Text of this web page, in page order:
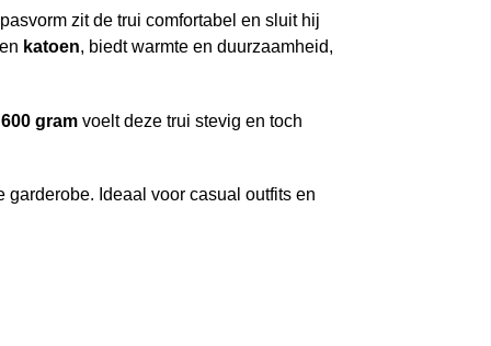
zit de trui comfortabel en sluit hij
katoen, biedt warmte en duurzaamheid,
600 gramvoelt deze trui stevig en toch
Ideaal voor casual outfits en